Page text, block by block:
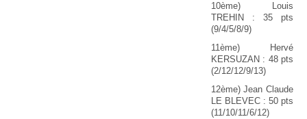
10ème) Louis
TREHIN : 35 pts
(9/4/5/8/9)
11ème) Hervé
KERSUZAN : 48 pts
(2/12/12/9/13)
12ème) Jean Claude
LE BLEVEC : 50 pts
(11/10/11/6/12)